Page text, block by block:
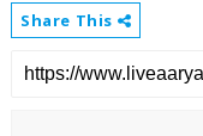
Share This